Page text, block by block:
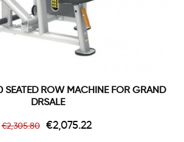
SEATED ROW MACHINE FOR GRAND
DRSALE
Regular
price
€2,305.80 Price
€2,075.22